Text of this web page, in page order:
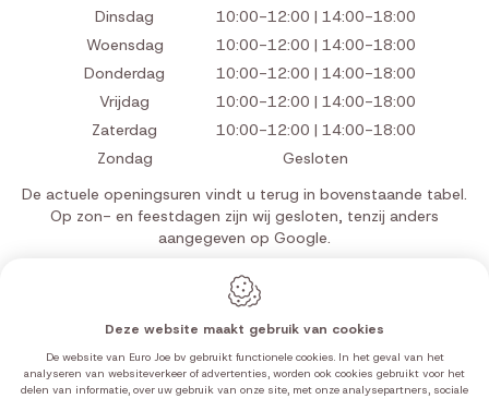
Dinsdag
10:00-12:00 | 14:00-18:00
Woensdag
10:00-12:00 | 14:00-18:00
Donderdag
10:00-12:00 | 14:00-18:00
Vrijdag
10:00-12:00 | 14:00-18:00
Zaterdag
10:00-12:00 | 14:00-18:00
Zondag
Gesloten
De actuele openingsuren vindt u terug in bovenstaande tabel.
Op zon- en feestdagen zijn wij gesloten, tenzij anders
aangegeven op Google.
Webdesign by IDcreation 2026
Cookie policy
Deze website maakt gebruik van cookies
De website van Euro Joe bv gebruikt functionele cookies. In het geval van het
analyseren van websiteverkeer of advertenties, worden ook cookies gebruikt voor het
delen van informatie, over uw gebruik van onze site, met onze analysepartners, sociale